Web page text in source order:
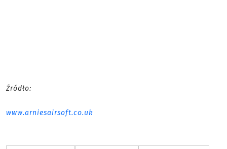
Źródło:
www.arniesairsoft.co.uk